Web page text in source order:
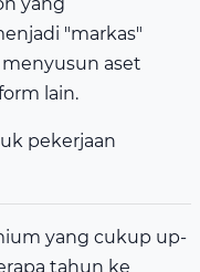
"markas"
aset
lain.
pekerjaan
yang cukup up-
tahun ke